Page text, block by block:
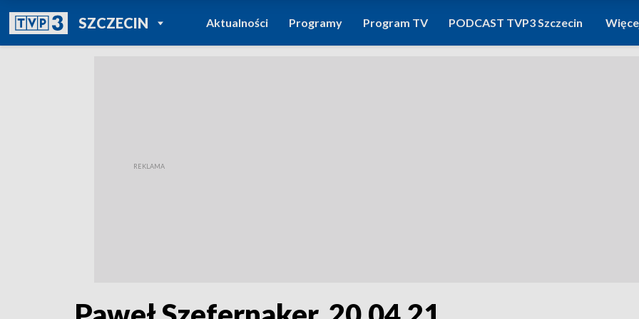
SZCZECINPOWRÓT DO
TVP REGIONY
Aktualności Programy Program TV PODCAST TVP3 Szczecin